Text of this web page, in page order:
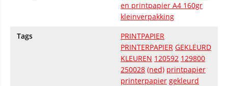
en printpapier A4 160gr
kleinverpakking
Tags
PRINTPAPIER
PRINTERPAPIER GEKLEURD
KLEUREN 120592 129800
250028 (ned) printpapier
printerpapier gekleurd